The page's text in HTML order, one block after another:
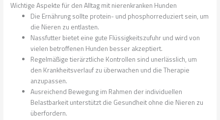
Wichtige Aspekte für den Alltag mit nierenkranken Hunden
Die Ernährung sollte protein- und phosphorreduziert sein, um
die Nieren zu entlasten.
Nassfutter bietet eine gute Flüssigkeitszufuhr und wird von
vielen betroffenen Hunden besser akzeptiert.
Regelmäßige tierärztliche Kontrollen sind unerlässlich, um
den Krankheitsverlauf zu überwachen und die Therapie
anzupassen.
Ausreichend Bewegung im Rahmen der individuellen
Belastbarkeit unterstützt die Gesundheit ohne die Nieren zu
überfordern.